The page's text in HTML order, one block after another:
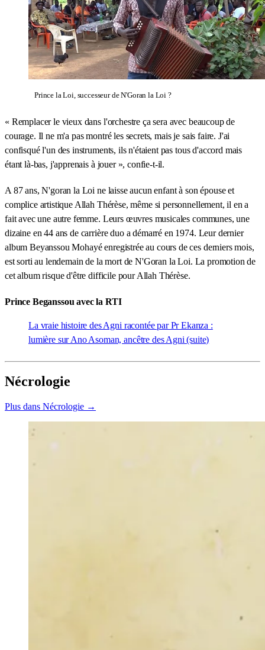
Prince la Loi, successeur de N'Goran la Loi ?
« Remplacer le vieux dans l'orchestre ça sera avec beaucoup de
courage. Il ne m'a pas montré les secrets, mais je sais faire. J'ai
confisqué l'un des instruments, ils n'étaient pas tous d'accord mais
étant là-bas, j'apprenais à jouer », confie-t-il.
A 87 ans, N'goran la Loi ne laisse aucun enfant à son épouse et
complice artistique Allah Thérèse, même si personnellement, il en a
fait avec une autre femme. Leurs œuvres musicales communes, une
dizaine en 44 ans de carrière duo a démarré en 1974. Leur dernier
album Beyanssou Mohayé enregistrée au cours de ces derniers mois,
est sorti au lendemain de la mort de N'Goran la Loi. La promotion de
cet album risque d'être difficile pour Allah Thérèse.
Prince Beganssou avec la RTI
La vraie histoire des Agni racontée par Pr Ekanza :
lumière sur Ano Asoman, ancêtre des Agni (suite)
Nécrologie
Plus dans Nécrologie →